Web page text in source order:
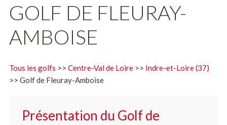
GOLF DE FLEURAY-
AMBOISE
Tous les golfs >> Centre-Val de Loire>> Indre-et-Loire (37)
>> Golf de Fleuray-Amboise
Présentation du Golf de